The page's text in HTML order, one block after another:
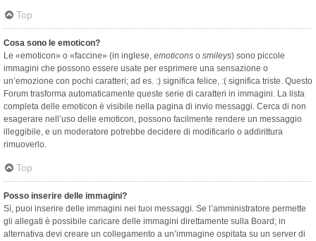
Top
Cosa sono le emoticon?
Le «emoticon» o «faccine» (in inglese, emoticons o smileys) sono piccole
immagini che possono essere usate per esprimere una sensazione o
un’emozione con pochi caratteri; ad es. :) significa felice, :( significa triste. Questo
Forum trasforma automaticamente queste serie di caratteri in immagini. La lista
completa delle emoticon è visibile nella pagina di invio messaggi. Cerca di non
esagerare nell’uso delle emoticon, possono facilmente rendere un messaggio
illeggibile, e un moderatore potrebbe decidere di modificarlo o addirittura
rimuoverlo.
Top
Posso inserire delle immagini?
Sì, puoi inserire delle immagini nei tuoi messaggi. Se l’amministratore permette
gli allegati è possibile caricare delle immagini direttamente sulla Board; in
alternativa devi creare un collegamento a un’immagine ospitata su un server di